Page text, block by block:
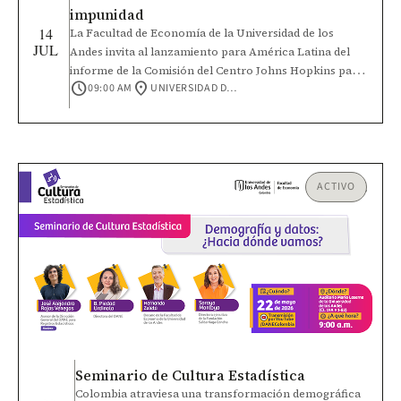
14
JUL
impunidad
La Facultad de Economía de la Universidad de los
Andes invita al lanzamiento para América Latina del
informe de la Comisión del Centro Johns Hopkins para
la Salud Humanitaria – Lancet sobre salud, conflicto y
dialogar sobre cómo fortalecer la protección de la
poblaciones afectadas por conflictos, violencia,
desplazamiento y otras crisis humanitarias. Conoce el
informe en el siguiente enlace: Salud en un mundo de
crisis e impunidad
schedule09:00 AM location_on UNIVERSIDAD DE LOS ANDES, CALLE 19A NO. 1 - 37 ESTE
ACTIVO
Seminario de Cultura Estadística
Colombia atraviesa una transformación demográfica